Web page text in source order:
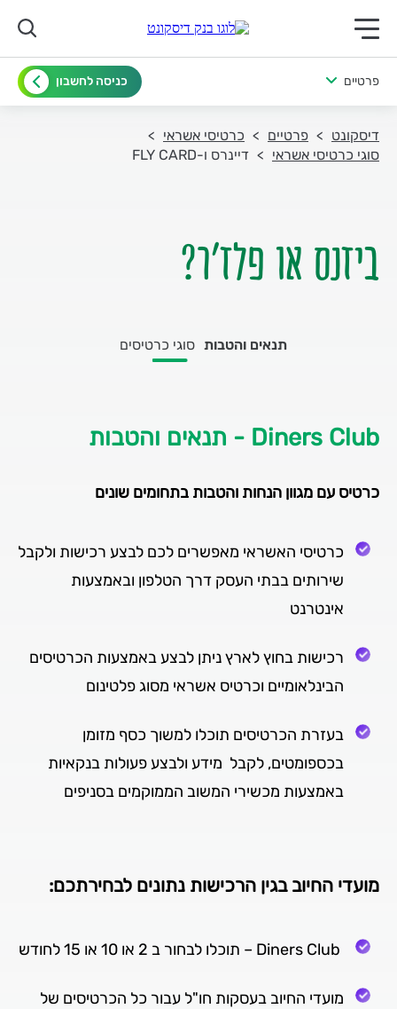
תפריט ראשי לנייד
פרטיים כניסה לחשבון
דיסקונט פרטיים
כרטיסי אשראי
סוגי כרטיסי אשראי
דיינרס ו-FLY CARD
ביזנס או פלז'ר?
תנאים והטבות סוגי כרטיסים
Diners Club - תנאים והטבות
כרטיס עם מגוון הנחות והטבות בתחומים שונים
כרטיסי האשראי מאפשרים לכם לבצע רכישות ולקבל
שירותים בבתי העסק דרך הטלפון ובאמצעות
אינטרנט
רכישות בחוץ לארץ ניתן לבצע באמצעות הכרטיסים
הבינלאומיים וכרטיס אשראי מסוג פלטינום
בעזרת הכרטיסים תוכלו למשוך כסף מזומן
בכספומטים, לקבל מידע ולבצע פעולות בנקאיות
באמצעות מכשירי המשוב הממוקמים בסניפים
מועדי החיוב בגין הרכישות נתונים לבחירתכם:
מועדי החיוב בעסקות חו"ל עבור כל הכרטיסים של